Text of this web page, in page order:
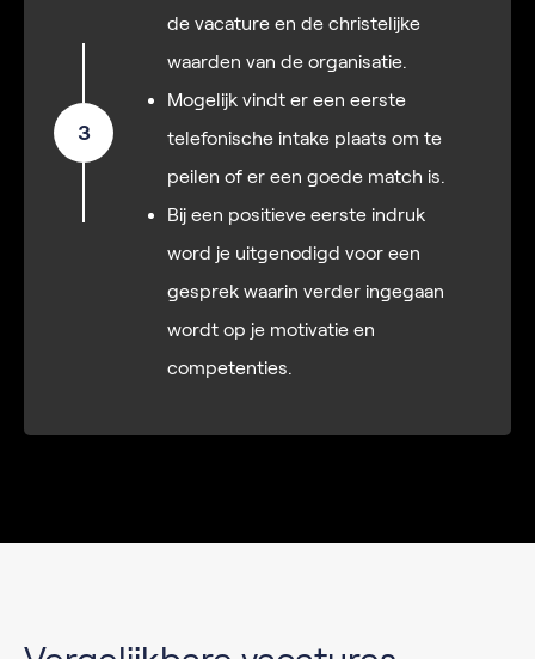
3
de vacature en de christelijke
waarden van de organisatie.
Mogelijk vindt er een eerste
telefonische intake plaats om te
peilen of er een goede match is.
Bij een positieve eerste indruk
word je uitgenodigd voor een
gesprek waarin verder ingegaan
wordt op je motivatie en
competenties.